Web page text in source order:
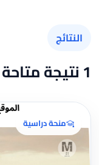
النتائج
1 نتيجة متاحة
منحة دراسية